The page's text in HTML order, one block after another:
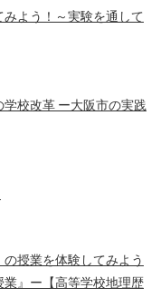
よう！～実験を通して
校改革 ー大阪市の実践
授業を体験してみよう
』ー【高等学校地理歴